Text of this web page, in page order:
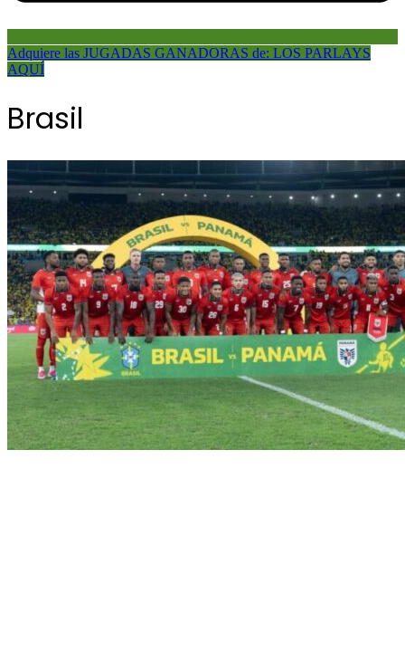
Adquiere las JUGADAS GANADORAS de: LOS PARLAYS
AQUÍ
Brasil